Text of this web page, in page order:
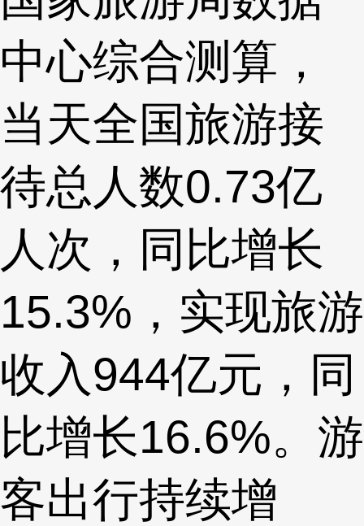
中心综合测算，
当天全国旅游接
待总人数0.73亿
人次，同比增长
15.3%，实现旅游
收入944亿元，同
比增长16.6%。游
客出行持续增